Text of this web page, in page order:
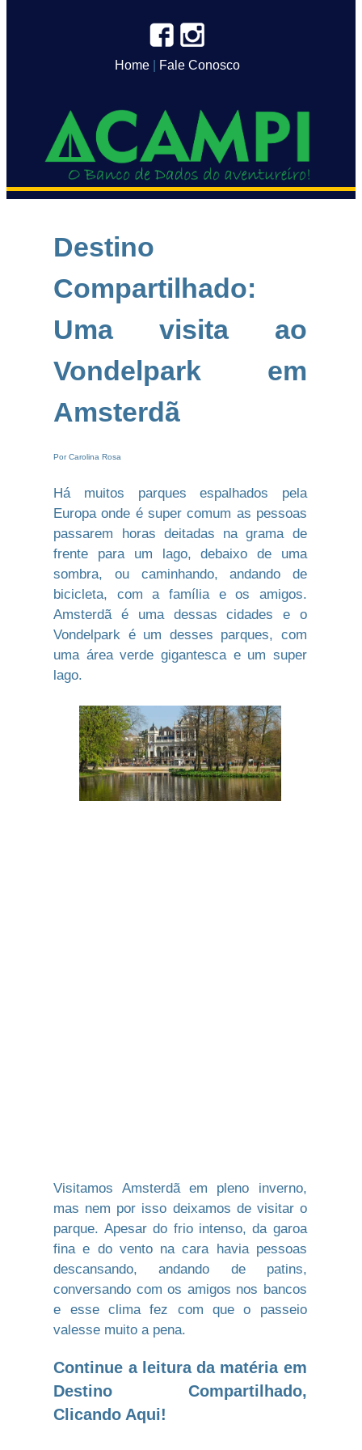
Home| Fale Conosco
Destino
Compartilhado:
Uma visita ao
Vondelpark em
Amsterdã
Por Carolina Rosa
Há muitos parques espalhados pela
Europa onde é super comum as pessoas
passarem horas deitadas na grama de
frente para um lago, debaixo de uma
sombra, ou caminhando, andando de
bicicleta, com a família e os amigos.
Amsterdã é uma dessas cidades e o
Vondelpark é um desses parques, com
uma área verde gigantesca e um super
lago.
Visitamos Amsterdã em pleno inverno,
mas nem por isso deixamos de visitar o
parque. Apesar do frio intenso, da garoa
fina e do vento na cara havia pessoas
descansando, andando de patins,
conversando com os amigos nos bancos
e esse clima fez com que o passeio
valesse muito a pena.
Continue a leitura da matéria em
Destino Compartilhado,
Clicando Aqui!